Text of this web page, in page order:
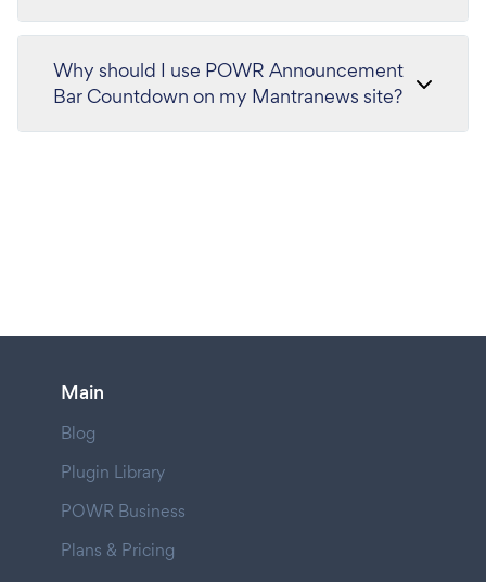
Why should I use POWR Announcement
Bar Countdown on my Mantranews site?
Main
Blog
Plugin Library
POWR Business
Plans & Pricing